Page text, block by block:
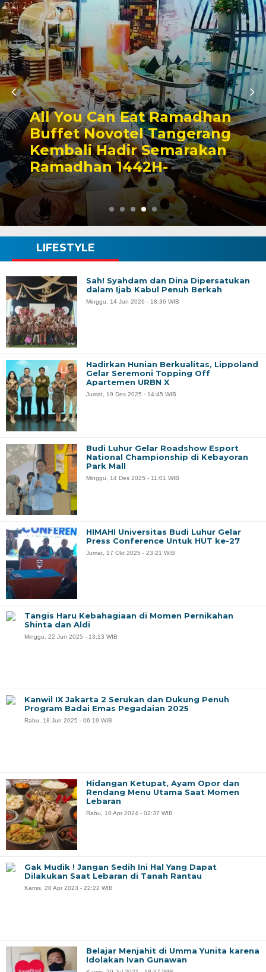
All You Can Eat Ramadhan
Buffet Novotel Tangerang
Kembali Hadir Semarakan
Ramadhan 1442H-
LIFESTYLE
Sah! Syahdam dan Dina Dipersatukan
dalam Ijab Kabul Penuh Berkah
Minggu, 14 Jun 2026 - 18:36 WIB
Hadirkan Hunian Berkualitas, Lippoland
Gelar Seremoni Topping Off
Apartemen URBN X
Jumat, 19 Des 2025 - 14:45 WIB
Budi Luhur Gelar Roadshow Esport
National Championship di Kebayoran
Park Mall
Minggu, 14 Des 2025 - 11:01 WIB
HIMAHI Universitas Budi Luhur Gelar
Press Conference Untuk HUT ke-27
Jumat, 17 Okt 2025 - 23:21 WIB
Tangis Haru Kebahagiaan di Momen Pernikahan
Shinta dan Aldi
Minggu, 22 Jun 2025 - 13:13 WIB
Kanwil IX Jakarta 2 Serukan dan Dukung Penuh
Program Badai Emas Pegadaian 2025
Rabu, 18 Jun 2025 - 06:19 WIB
Hidangan Ketupat, Ayam Opor dan
Rendang Menu Utama Saat Momen
Lebaran
Rabu, 10 Apr 2024 - 02:37 WIB
Gak Mudik ! Jangan Sedih Ini Hal Yang Dapat
Dilakukan Saat Lebaran di Tanah Rantau
Kamis, 20 Apr 2023 - 22:22 WIB
Belajar Menjahit di Umma Yunita karena
Idolakan Ivan Gunawan